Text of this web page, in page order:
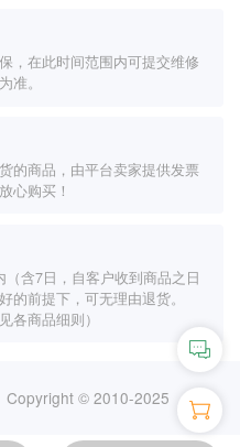
，在此时间范围内可提交维修
准。
的商品，由平台卖家提供发票
心购买！
含7日，自客户收到商品之日
的前提下，可无理由退货。
各商品细则）
Copyright © 2010-2025